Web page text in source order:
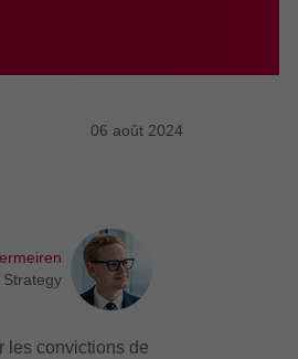
06 août 2024
les convictions de